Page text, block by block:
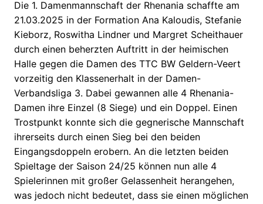
Die 1. Damenmannschaft der Rhenania schaffte am
21.03.2025 in der Formation Ana Kaloudis, Stefanie
Kieborz, Roswitha Lindner und Margret Scheithauer
durch einen beherzten Auftritt in der heimischen
Halle gegen die Damen des TTC BW Geldern-Veert
vorzeitig den Klassenerhalt in der Damen-
Verbandsliga 3. Dabei gewannen alle 4 Rhenania-
Damen ihre Einzel (8 Siege) und ein Doppel. Einen
Trostpunkt konnte sich die gegnerische Mannschaft
ihrerseits durch einen Sieg bei den beiden
Eingangsdoppeln erobern. An die letzten beiden
Spieltage der Saison 24/25 können nun alle 4
Spielerinnen mit großer Gelassenheit herangehen,
was jedoch nicht bedeutet, dass sie einen möglichen